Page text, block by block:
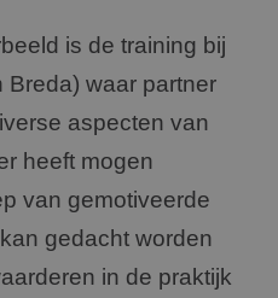
is de training bij
Breda) waar partner
aspecten van
heeft mogen
van gemotiveerde
gedacht worden
in de praktijk